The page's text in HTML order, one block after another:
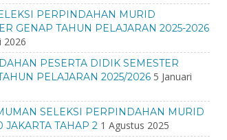
PERPINDAHAN MURID
GENAP TAHUN PELAJARAN 2025-2026
2026
PESERTA DIDIK SEMESTER
PELAJARAN 2025/2026 5 Januari
SELEKSI PERPINDAHAN MURID
JAKARTA TAHAP 2 1 Agustus 2025